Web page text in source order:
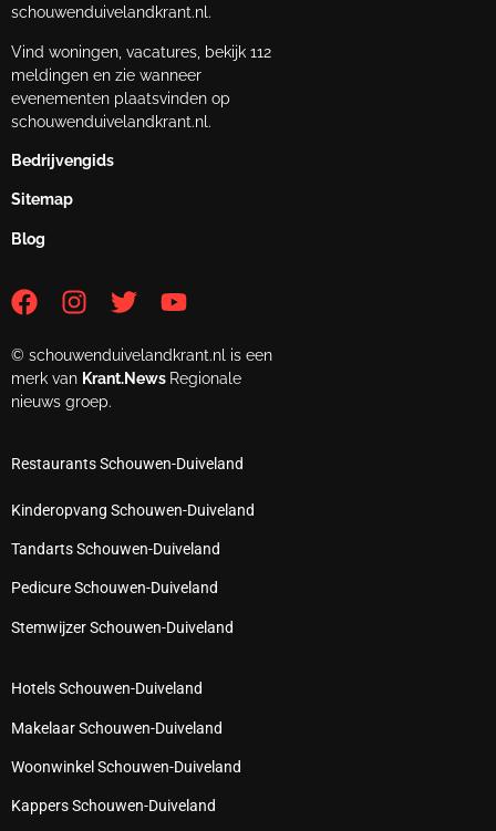
schouwenduivelandkrant.nl.
Vind woningen, vacatures, bekijk 112
meldingen en zie wanneer
evenementen plaatsvinden op
schouwenduivelandkrant.nl.
Bedrijvengids
Sitemap
Blog
© schouwenduivelandkrant.nl is een
merk van Krant.News Regionale
nieuws groep.
Restaurants Schouwen-Duiveland
Kinderopvang Schouwen-Duiveland
Tandarts Schouwen-Duiveland
Pedicure Schouwen-Duiveland
Stemwijzer Schouwen-Duiveland
Hotels Schouwen-Duiveland
Makelaar Schouwen-Duiveland
Woonwinkel Schouwen-Duiveland
Kappers Schouwen-Duiveland